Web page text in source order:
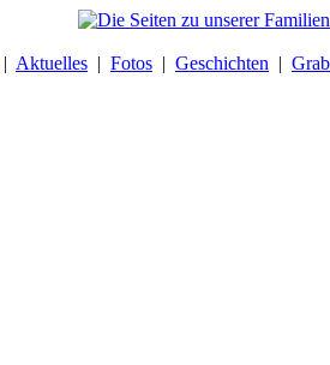
| Aktuelles | Fotos | Geschichten |